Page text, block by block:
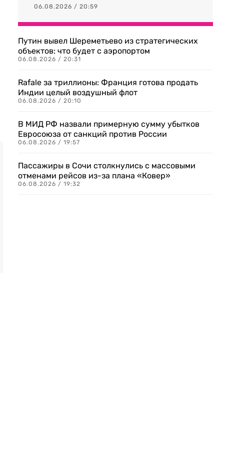
06.08.2026 / 20:59
Путин вывел Шереметьево из стратегических
объектов: что будет с аэропортом
06.08.2026 / 20:31
Rafale за триллионы: Франция готова продать
Индии целый воздушный флот
06.08.2026 / 20:10
В МИД РФ назвали примерную сумму убытков
Евросоюза от санкций против России
06.08.2026 / 19:57
Пассажиры в Сочи столкнулись с массовыми
отменами рейсов из-за плана «Ковер»
06.08.2026 / 19:32